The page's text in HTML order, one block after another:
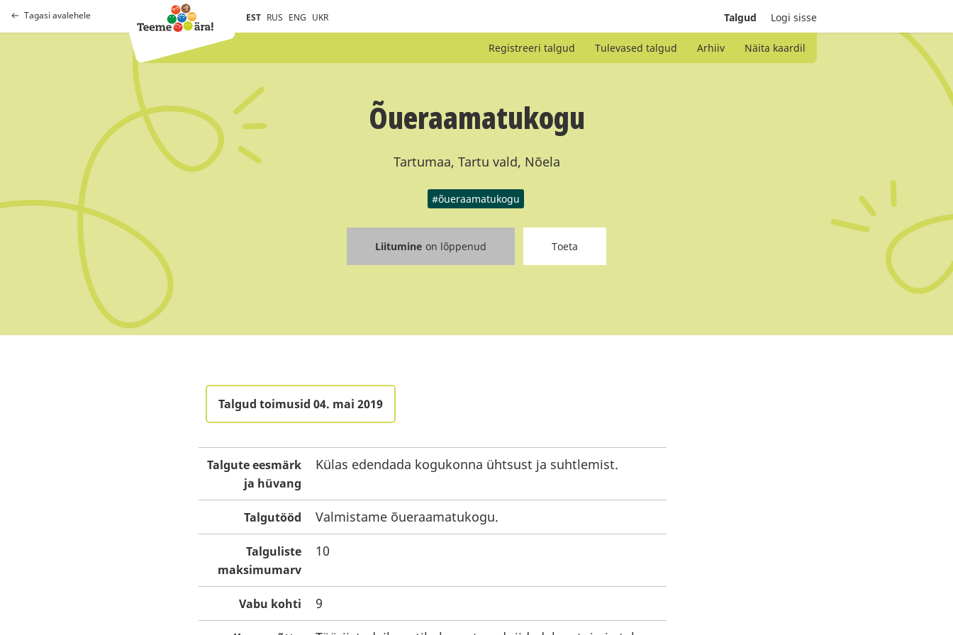
Tagasi avalehele EST RUS ENG UKR Talgud Logi sisse
Registreeri talgud Tulevased talgud Arhiiv Näita kaardil
Õueraamatukogu
Tartumaa, Tartu vald, Nõela
#õueraamatukogu
Liitumine on lõppenud Toeta
Talgud toimusid 04. mai 2019
Talgute eesmärk
ja hüvang
Külas edendada kogukonna ühtsust ja suhtlemist.
Talgutööd Valmistame õueraamatukogu.
Talguliste
maksimumarv
10
Vabu kohti 9